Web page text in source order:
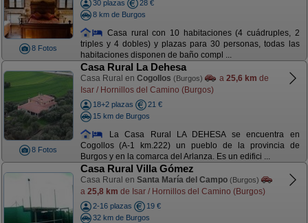
8 Fotos
30 plazas
28 €
8 km de Burgos
Casa rural con 10 habitaciones (4 cuádruples, 2
triples y 4 dobles) y plazas para 30 personas, todas las
habitaciones disponen de baño compl ...
8 Fotos
Casa Rural La Dehesa
Casa Rural en Cogollos (Burgos) a 25,6 km de
Isar / Hornillos del Camino (Burgos)
18+2 plazas
21 €
15 km de Burgos
La Casa Rural LA DEHESA se encuentra en
Cogollos (A-1 km.222) un pueblo de la provincia de
Burgos y en la comarca del Arlanza. Es un edifici ...
Casa Rural Villa Gómez
Casa Rural en Santa María del Campo (Burgos)
a 25,8 km de Isar / Hornillos del Camino (Burgos)
2-16 plazas
19 €
32 km de Burgos